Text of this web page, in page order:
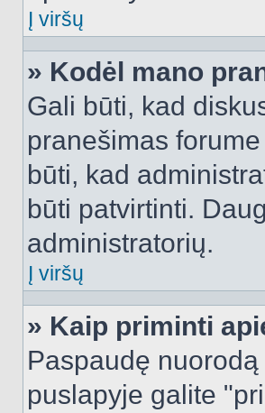
Į viršų
» Kodėl mano
Gali būti, kad
pranešimas
būti, kad
būti patvirtinti.
administratorių.
Į viršų
» Kaip priminti
Paspaudę
puslapyje galite